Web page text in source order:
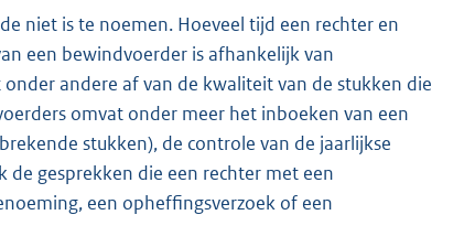
niet is te noemen. Hoeveel tijd een rechter en
een bewindvoerder is afhankelijk van
andere af van de kwaliteit van de stukken die
omvat onder meer het inboeken van een
stukken), de controle van de jaarlijkse
gesprekken die een rechter met een
een opheffingsverzoek of een